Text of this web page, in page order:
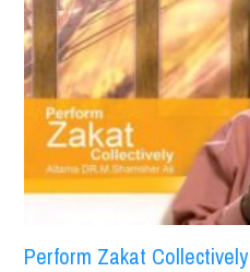
Perform Zakat Collectively